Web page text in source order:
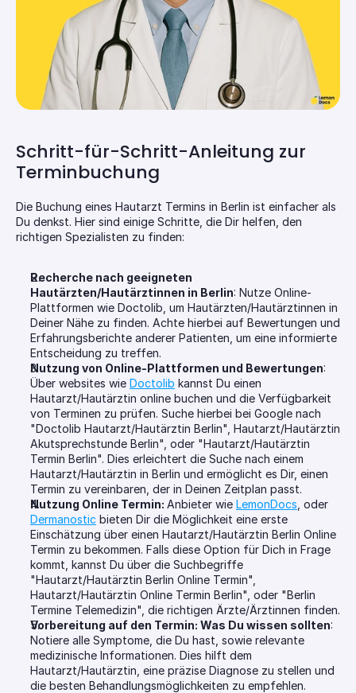
Schritt-für-Schritt-Anleitung zur
Terminbuchung
Die Buchung eines Hautarzt Termins in Berlin ist einfacher als
Du denkst. Hier sind einige Schritte, die Dir helfen, den
richtigen Spezialisten zu finden:
Recherche nach geeigneten
Hautärzten/Hautärztinnen in Berlin: Nutze Online-
Plattformen wie Doctolib, um Hautärzten/Hautärztinnen in
Deiner Nähe zu finden. Achte hierbei auf Bewertungen und
Erfahrungsberichte anderer Patienten, um eine informierte
Entscheidung zu treffen.
Nutzung von Online-Plattformen und Bewertungen:
Über websites wie Doctolib kannst Du einen
Hautarzt/Hautärztin online buchen und die Verfügbarkeit
von Terminen zu prüfen. Suche hierbei bei Google nach
"Doctolib Hautarzt/Hautärztin Berlin", Hautarzt/Hautärztin
Akutsprechstunde Berlin", oder "Hautarzt/Hautärztin
Termin Berlin". Dies erleichtert die Suche nach einem
Hautarzt/Hautärztin in Berlin und ermöglicht es Dir, einen
Termin zu vereinbaren, der in Deinen Zeitplan passt.
Nutzung Online Termin: Anbieter wie LemonDocs
Dermanostic bieten Dir die Möglichkeit eine erste
Einschätzung über einen Hautarzt/Hautärztin Berlin Online
Termin zu bekommen. Falls diese Option für Dich in Frage
kommt, kannst Du über die Suchbegriffe
"Hautarzt/Hautärztin Berlin Online Termin",
Hautarzt/Hautärztin Online Termin Berlin", oder "Berlin
Termine Telemedizin", die richtigen Ärzte/Ärztinnen finden.
Vorbereitung auf den Termin: Was Du wissen sollten:
Notiere alle Symptome, die Du hast, sowie relevante
medizinische Informationen. Dies hilft dem
Hautarzt/Hautärztin, eine präzise Diagnose zu stellen und
die besten Behandlungsmöglichkeiten zu empfehlen.